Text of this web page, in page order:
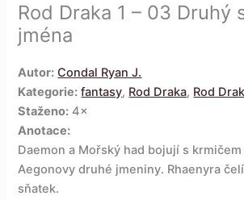
Rod Draka 1 – 03 Druhý
jména
Autor: Condal Ryan J.
Kategorie: fantasy, Rod Draka, Rod
Staženo: 4×
Anotace:
Daemon a Mořský had bojují s
Aegonovy druhé jmeniny. Rhaenyra
sňatek.